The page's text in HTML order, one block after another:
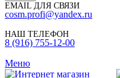
EMAIL ДЛЯ СВЯЗИ
cosm.profi@yandex.ru
НАШ ТЕЛЕФОН
8 (916) 755-12-00
Меню